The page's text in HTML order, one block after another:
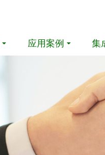
应用案例 集